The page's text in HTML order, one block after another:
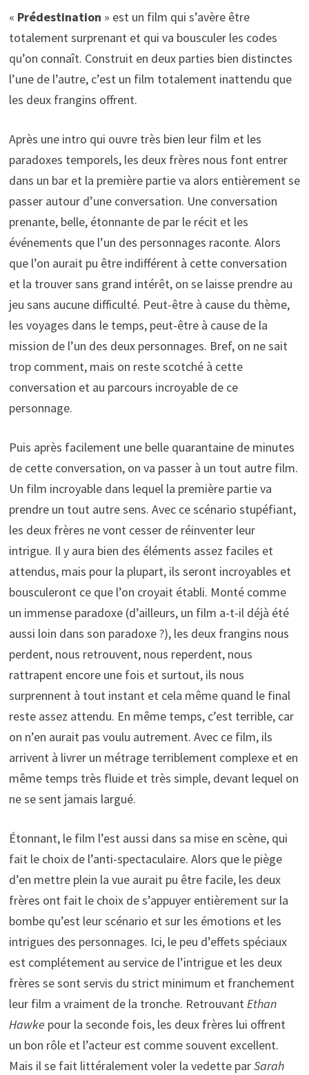
« Prédestination » est un film qui s’avère être
totalement surprenant et qui va bousculer les codes
qu’on connaît. Construit en deux parties bien distinctes
l’une de l’autre, c’est un film totalement inattendu que
les deux frangins offrent.
Après une intro qui ouvre très bien leur film et les
paradoxes temporels, les deux frères nous font entrer
dans un bar et la première partie va alors entièrement se
passer autour d’une conversation. Une conversation
prenante, belle, étonnante de par le récit et les
événements que l’un des personnages raconte. Alors
que l’on aurait pu être indifférent à cette conversation
et la trouver sans grand intérêt, on se laisse prendre au
jeu sans aucune difficulté. Peut-être à cause du thème,
les voyages dans le temps, peut-être à cause de la
mission de l’un des deux personnages. Bref, on ne sait
trop comment, mais on reste scotché à cette
conversation et au parcours incroyable de ce
personnage.
Puis après facilement une belle quarantaine de minutes
de cette conversation, on va passer à un tout autre film.
Un film incroyable dans lequel la première partie va
prendre un tout autre sens. Avec ce scénario stupéfiant,
les deux frères ne vont cesser de réinventer leur
intrigue. Il y aura bien des éléments assez faciles et
attendus, mais pour la plupart, ils seront incroyables et
bousculeront ce que l’on croyait établi. Monté comme
un immense paradoxe (d’ailleurs, un film a-t-il déjà été
aussi loin dans son paradoxe ?), les deux frangins nous
perdent, nous retrouvent, nous reperdent, nous
rattrapent encore une fois et surtout, ils nous
surprennent à tout instant et cela même quand le final
reste assez attendu. En même temps, c’est terrible, car
on n’en aurait pas voulu autrement. Avec ce film, ils
arrivent à livrer un métrage terriblement complexe et en
même temps très fluide et très simple, devant lequel on
ne se sent jamais largué.
Étonnant, le film l’est aussi dans sa mise en scène, qui
fait le choix de l’anti-spectaculaire. Alors que le piège
d’en mettre plein la vue aurait pu être facile, les deux
frères ont fait le choix de s’appuyer entièrement sur la
bombe qu’est leur scénario et sur les émotions et les
intrigues des personnages. Ici, le peu d’effets spéciaux
est complétement au service de l’intrigue et les deux
frères se sont servis du strict minimum et franchement
leur film a vraiment de la tronche. Retrouvant Ethan
Hawke pour la seconde fois, les deux frères lui offrent
un bon rôle et l’acteur est comme souvent excellent.
Mais il se fait littéralement voler la vedette parSarah